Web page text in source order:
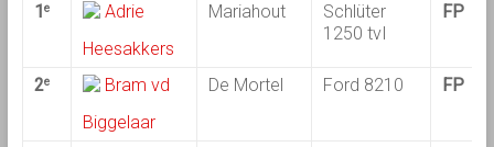
1 e
Adrie
Heesakkers
Mariahout
Schlüter
1250 tvI
FP
2e
Bram vd
Biggelaar
De Mortel Ford 8210 FP